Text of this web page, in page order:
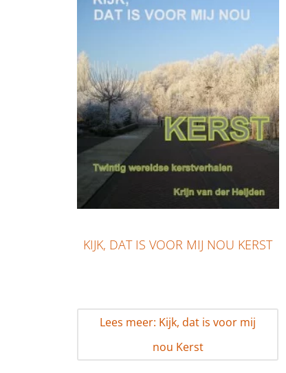
KIJK, DAT IS VOOR MIJ NOU KERST
Lees meer: Kijk, dat is voor mij
nou Kerst